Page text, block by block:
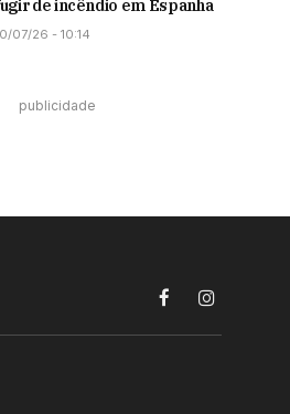
de incêndio em Espanha
07/26 - 10:14
publicidade
FacebookInstagram